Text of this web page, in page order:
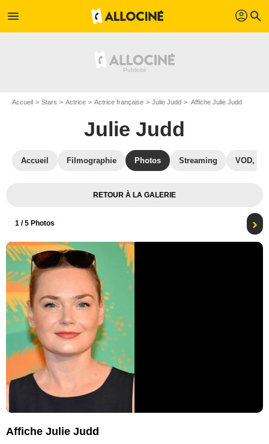
menu profil search
Accueil Stars Actrice Actrice française Julie Judd Affiche Julie Judd
Julie Judd
Accueil Filmographie Photos Streaming VOD,
RETOUR À LA GALERIE
1 / 5 Photos
Affiche Julie Judd